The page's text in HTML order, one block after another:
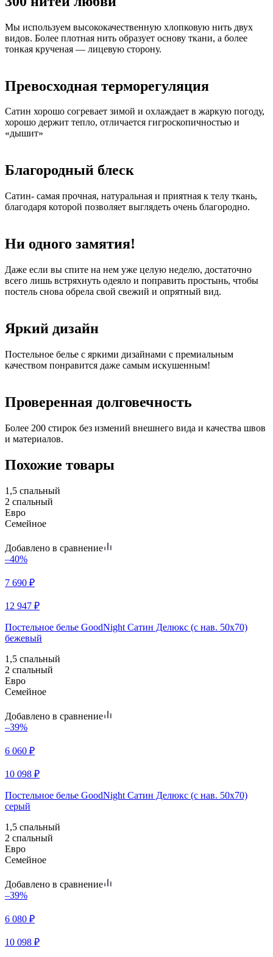
Мы используем высококачественную хлопковую нить двух
видов. Более плотная нить образует основу ткани, а более
тонкая крученая — лицевую сторону.
Превосходная терморегуляция
Сатин хорошо согревает зимой и охлаждает в жаркую погоду,
хорошо держит тепло, отличается гигроскопичностью и
«дышит»
Благородный блеск
Сатин- самая прочная, натуральная и приятная к телу ткань,
благодаря которой позволяет выглядеть очень благородно.
Ни одного замятия!
Даже если вы спите на нем уже целую неделю, достаточно
всего лишь встряхнуть одеяло и поправить простынь, чтобы
постель снова обрела свой свежий и опрятный вид.
Яркий дизайн
Постельное белье с яркими дизайнами с премиальным
качеством понравится даже самым искушенным!
Проверенная долговечность
Более 200 стирок без измений внешнего вида и качества швов
и материалов.
Похожие товары
1,5 спальный
2 спальный
Евро
Семейное
Добавлено в сравнение
–40%
7 690 ₽
12 947 ₽
Постельное белье GoodNight Сатин Делюкс (с нав. 50х70)
бежевый
1,5 спальный
2 спальный
Евро
Семейное
Добавлено в сравнение
–39%
6 060 ₽
10 098 ₽
Постельное белье GoodNight Сатин Делюкс (с нав. 50х70)
серый
1,5 спальный
2 спальный
Евро
Семейное
Добавлено в сравнение
–39%
6 080 ₽
10 098 ₽